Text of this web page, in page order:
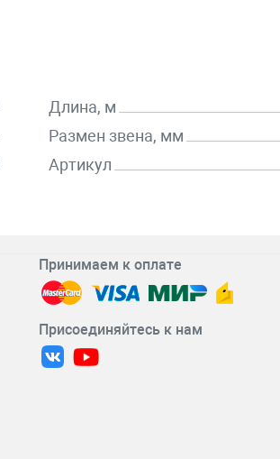
Длина, м
Размен звена, мм
Артикул
Принимаем к оплате
Присоединяйтесь к нам